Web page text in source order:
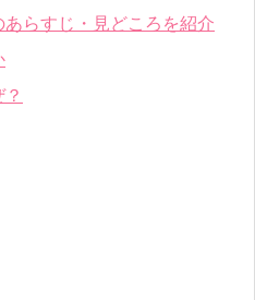
らすじ・見どころを紹介